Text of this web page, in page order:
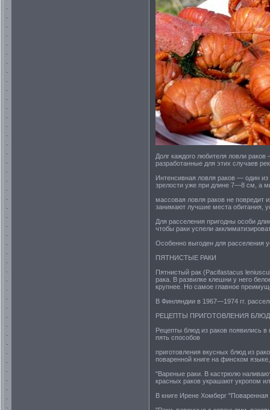
Долг каждого любителя ловли
разработанные для этих случаев
Интенсивная ловля раков — один
зрелости уже при длине 7—8 см, а
массовая ловля раков не повредит
занимают лучшие места обитания,
Для расселения пригодны особи
чтобы раки успели
Особенно выгоден для расселения
ПЯТНИСТЫЕ РАКИ
Пятнистый рак (Pacifastacus
рака. В развилке клешни у него
крупнее. Но самое главное
В Финляндии в 1967—1974 гг.
РЕЦЕПТЫ ПРИГОТОВЛЕНИЯ БЛЮД
Рецепты блюд из раков появились в
пять способов
приготовления вкусных блюд из
поваренной книге на финском
"Вареные раки. В кастрюлю
красных раков украшают укропом
В книге Ирене Хомберг